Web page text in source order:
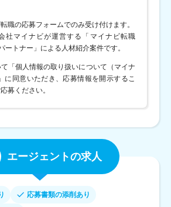
職の応募フォームでのみ受け付けます。
社マイナビが運営する「マイナビ転職
ートナー」による人材紹介案件です。
「個人情報の取り扱いについて（マイナ
に同意いただき、応募情報を開示するこ
募ください。
エージェントの求人
応募書類の添削あり